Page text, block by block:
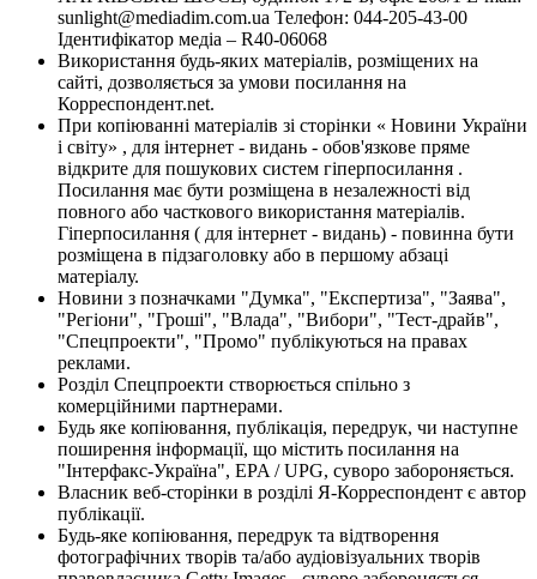
sunlight@mediadim.com.ua Телефон: 044-205-43-00
Ідентифікатор медіа – R40-06068
Використання будь-яких матеріалів, розміщених на
сайті, дозволяється за умови посилання на
Корреспондент.net.
При копіюванні матеріалів зі сторінки « Новини України
і світу» , для інтернет - видань - обов'язкове пряме
відкрите для пошукових систем гіперпосилання .
Посилання має бути розміщена в незалежності від
повного або часткового використання матеріалів.
Гіперпосилання ( для інтернет - видань) - повинна бути
розміщена в підзаголовку або в першому абзаці
матеріалу.
Новини з позначками "Думка", "Експертиза", "Заява",
"Регіони", "Гроші", "Влада", "Вибори", "Тест-драйв",
"Спецпроекти", "Промо" публікуються на правах
реклами.
Розділ Спецпроекти створюється спільно з
комерційними партнерами.
Будь яке копіювання, публікація, передрук, чи наступне
поширення інформації, що містить посилання на
"Інтерфакс-Україна", EPA / UPG, суворо забороняється.
Власник веб-сторінки в розділі Я-Корреспондент є автор
публікації.
Будь-яке копіювання, передрук та відтворення
фотографічних творів та/або аудіовізуальних творів